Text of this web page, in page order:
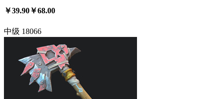
￥39.90￥68.00
中级 18066